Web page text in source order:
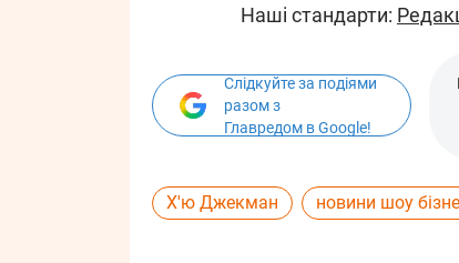
Наші стандарти:
Слідкуйте за подіями
разом з
Главредом в Google!
Х'ю Джекман новини шоу